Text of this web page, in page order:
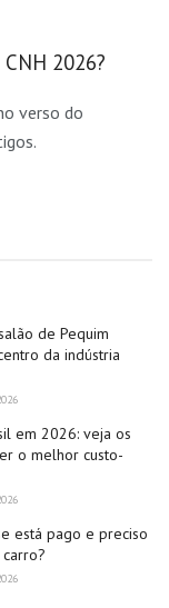
2026?
verso do
de Pequim
da indústria
em 2026: veja os
o melhor custo-
está pago e preciso